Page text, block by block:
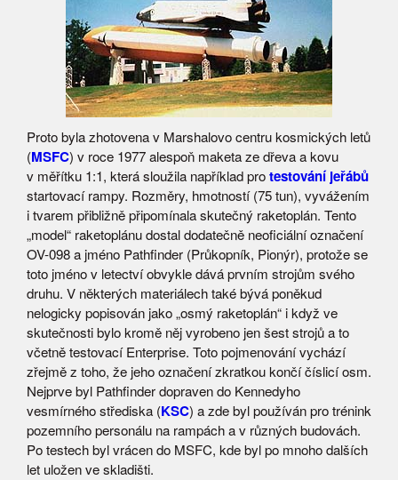
Proto byla zhotovena v Marshalovo centru kosmických letů
(MSFC) v roce 1977 alespoň maketa ze dřeva a kovu
v měřítku 1:1, která sloužila například protestování jeřábů
startovací rampy. Rozměry, hmotností (75 tun), vyvážením
i tvarem přibližně připomínala skutečný raketoplán. Tento
„model“ raketoplánu dostal dodatečně neoficiální označení
OV-098 a jméno Pathfinder (Průkopník, Pionýr), protože se
toto jméno v letectví obvykle dává prvním strojům svého
druhu. V některých materiálech také bývá poněkud
nelogicky popisován jako „osmý raketoplán“ i když ve
skutečnosti bylo kromě něj vyrobeno jen šest strojů a to
včetně testovací Enterprise. Toto pojmenování vychází
zřejmě z toho, že jeho označení zkratkou končí číslicí osm.
Nejprve byl Pathfinder dopraven do Kennedyho
vesmírného střediska (KSC) a zde byl používán pro trénink
pozemního personálu na rampách a v různých budovách.
Po testech byl vrácen do MSFC, kde byl po mnoho dalších
let uložen ve skladišti.